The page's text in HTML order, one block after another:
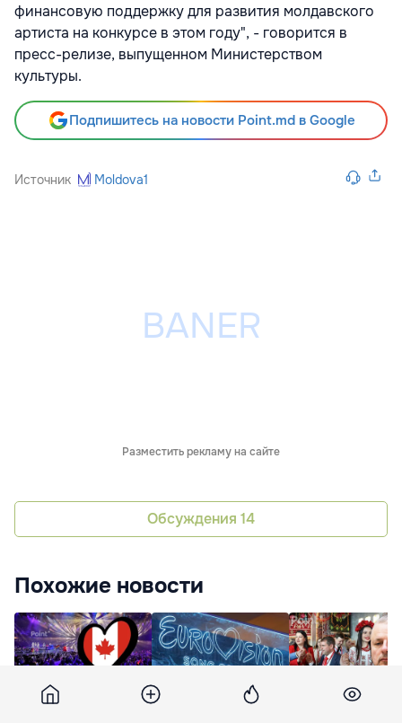
финансовую поддержку для развития молдавского
артиста на конкурсе в этом году", - говорится в
пресс-релизе, выпущенном Министерством
культуры.
Подпишитесь на новости Point.md в Google
Источник Moldova1
Разместить рекламу на сайте
Обсуждения 14
Похожие новости
Канада дебютирует
Испания призывает
Продан об